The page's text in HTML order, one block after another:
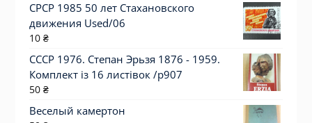
СРСР 1985 50 лет Стахановского
движения Used/06
10 ₴
СССР 1976. Степан Эрьзя 1876 - 1959.
Комплект із 16 листівок /р907
50 ₴
Веселый камертон